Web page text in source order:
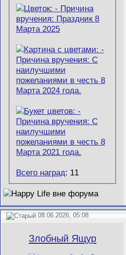
Всего наград: 11
08.06.2026, 05:08
Злобный Ящур